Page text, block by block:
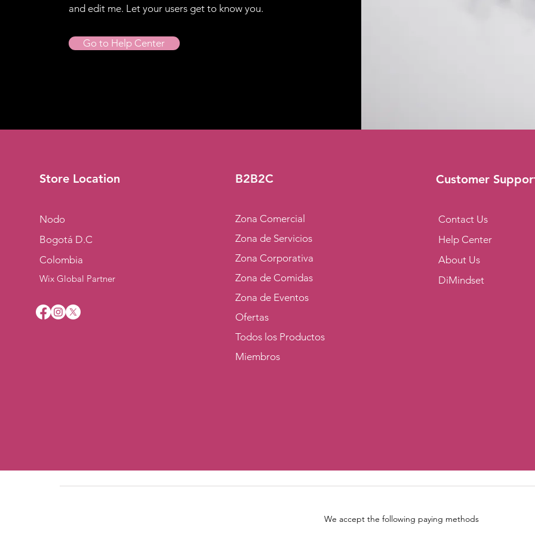
and edit me. Let your users get to know you.
Go to Help Center
Store Location
Nodo
Bogotá D.C
Colombia
Wix Global Partner
B2B2C
Zona Comercial
Zona de Servicios
Zona Corporativa
Zona de Comidas
Zona de Eventos
Ofertas
Todos los Productos
Miembros
Customer
Contact Us
Help Center
About Us
DiMindset
We accept the following paying methods